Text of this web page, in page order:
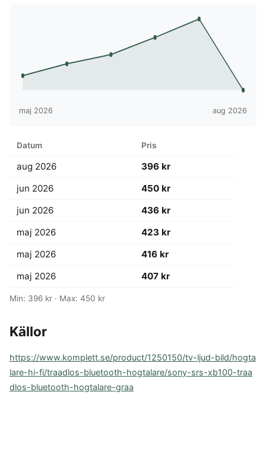
maj 2026 aug 2026
Datum Pris
aug 2026
396 kr
jun 2026
450 kr
jun 2026
436 kr
maj 2026
423 kr
maj 2026
416 kr
maj 2026
407 kr
Min: 396 kr · Max: 450 kr
Källor
https://www.komplett.se/product/1250150/tv-ljud-bild/hogta
lare-hi-fi/traadlos-bluetooth-hogtalare/sony-srs-xb100-traa
dlos-bluetooth-hogtalare-graa